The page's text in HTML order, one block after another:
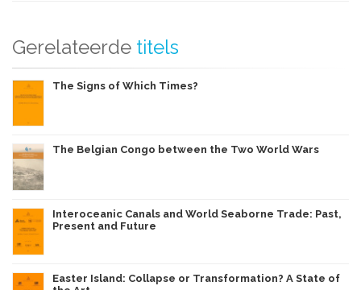
Gerelateerde titels
The Signs of Which Times?
The Belgian Congo between the Two World Wars
Interoceanic Canals and World Seaborne Trade: Past,
Present and Future
Easter Island: Collapse or Transformation? A State of